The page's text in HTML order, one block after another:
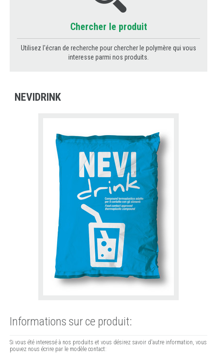
Chercher le produit
Utilisez l'écran de recherche pour chercher le polymère qui vous
interesse parmi nos produits.
NEVIDRINK
Informations sur ce produit:
Si vous été interessé à nos produits et vous désirez savoir d'autre information, vous
pouvez nous écrire par le modèle contact: